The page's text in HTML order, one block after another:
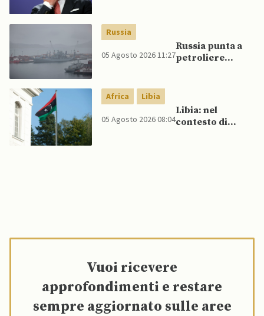
schierano a
sostegno della
Spagna
Russia
05 Agosto 2026 11:27
Russia punta a
petroliere
“flotta ombra”
per aggirare
sanzioni
Africa Libia
05 Agosto 2026 08:04
Libia: nel
contesto di
Vuoi ricevere
approfondimenti e restare
sempre aggiornato sulle aree